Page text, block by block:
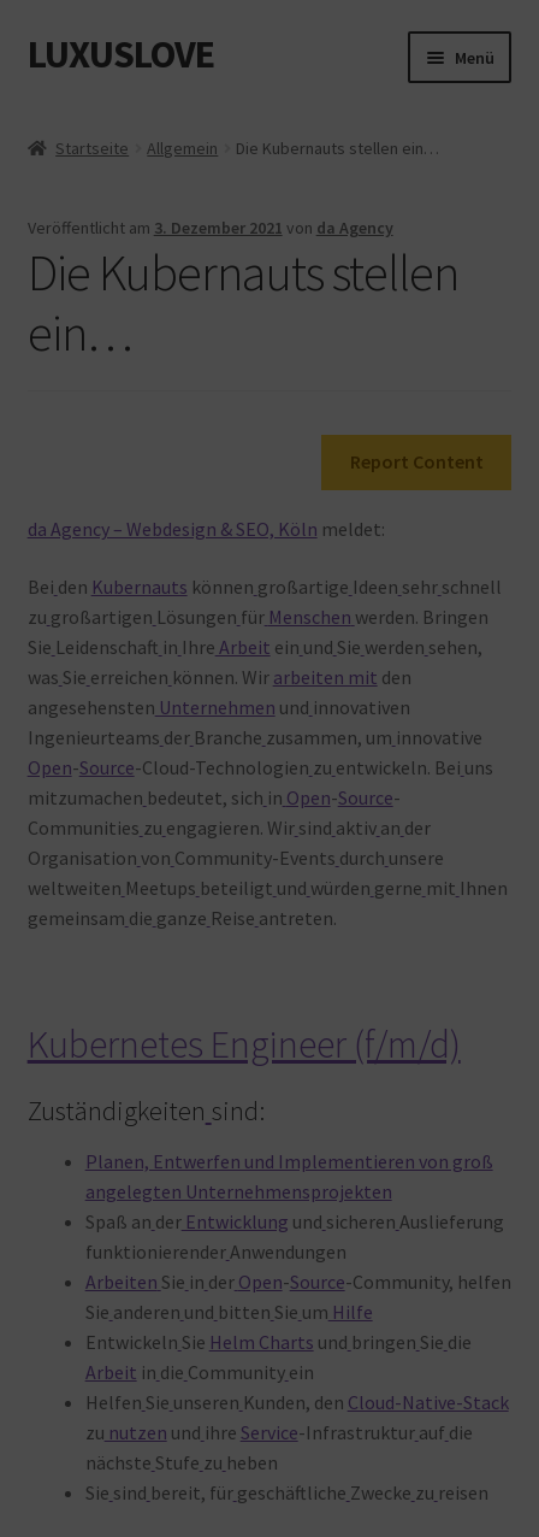
Zur
Navigation
Zum
Inhalt
LUXUSLOVE Menü
Startseite Allgemein Die Kubernauts stellen ein…
Veröffentlicht am 3. Dezember 2021 von da Agency
Die Kubernauts stellen
ein…
Report Content
da Agency – Webdesign & SEO, Köln meldet:
Bei den Kubernauts können großartige Ideen sehr schnell
zu großartigen Lösungen für Menschen werden. Bringen
Sie Leidenschaft in Ihre Arbeit ein und Sie werden sehen,
was Sie erreichen können. Wir arbeiten mit den
angesehensten Unternehmen und innovativen
Ingenieurteams der Branche zusammen, um innovative
Open-Source-Cloud-Technologien zu entwickeln. Bei uns
mitzumachen bedeutet, sich in Open-Source-
Communities zu engagieren. Wir sind aktiv an der
Organisation von Community-Events durch unsere
weltweiten Meetups beteiligt und würden gerne mit Ihnen
gemeinsam die ganze Reise antreten.
Kubernetes Engineer (f/m/d)
Zuständigkeiten sind:
Planen, Entwerfen und Implementieren von groß
angelegten Unternehmensprojekten
Spaß an derEntwicklung und sicheren Auslieferung
funktionierender Anwendungen
Arbeiten Sie in der Open-Source-Community, helfen
Sie anderen und bitten Sie um Hilfe
Entwickeln Sie Helm Charts und bringen Sie die
Arbeit in die Community ein
Helfen Sie unseren Kunden, den Cloud-Native-Stack
zu nutzen und ihre Service-Infrastruktur auf die
nächste Stufe zu heben
Sie sind bereit, für geschäftliche Zwecke zu reisen